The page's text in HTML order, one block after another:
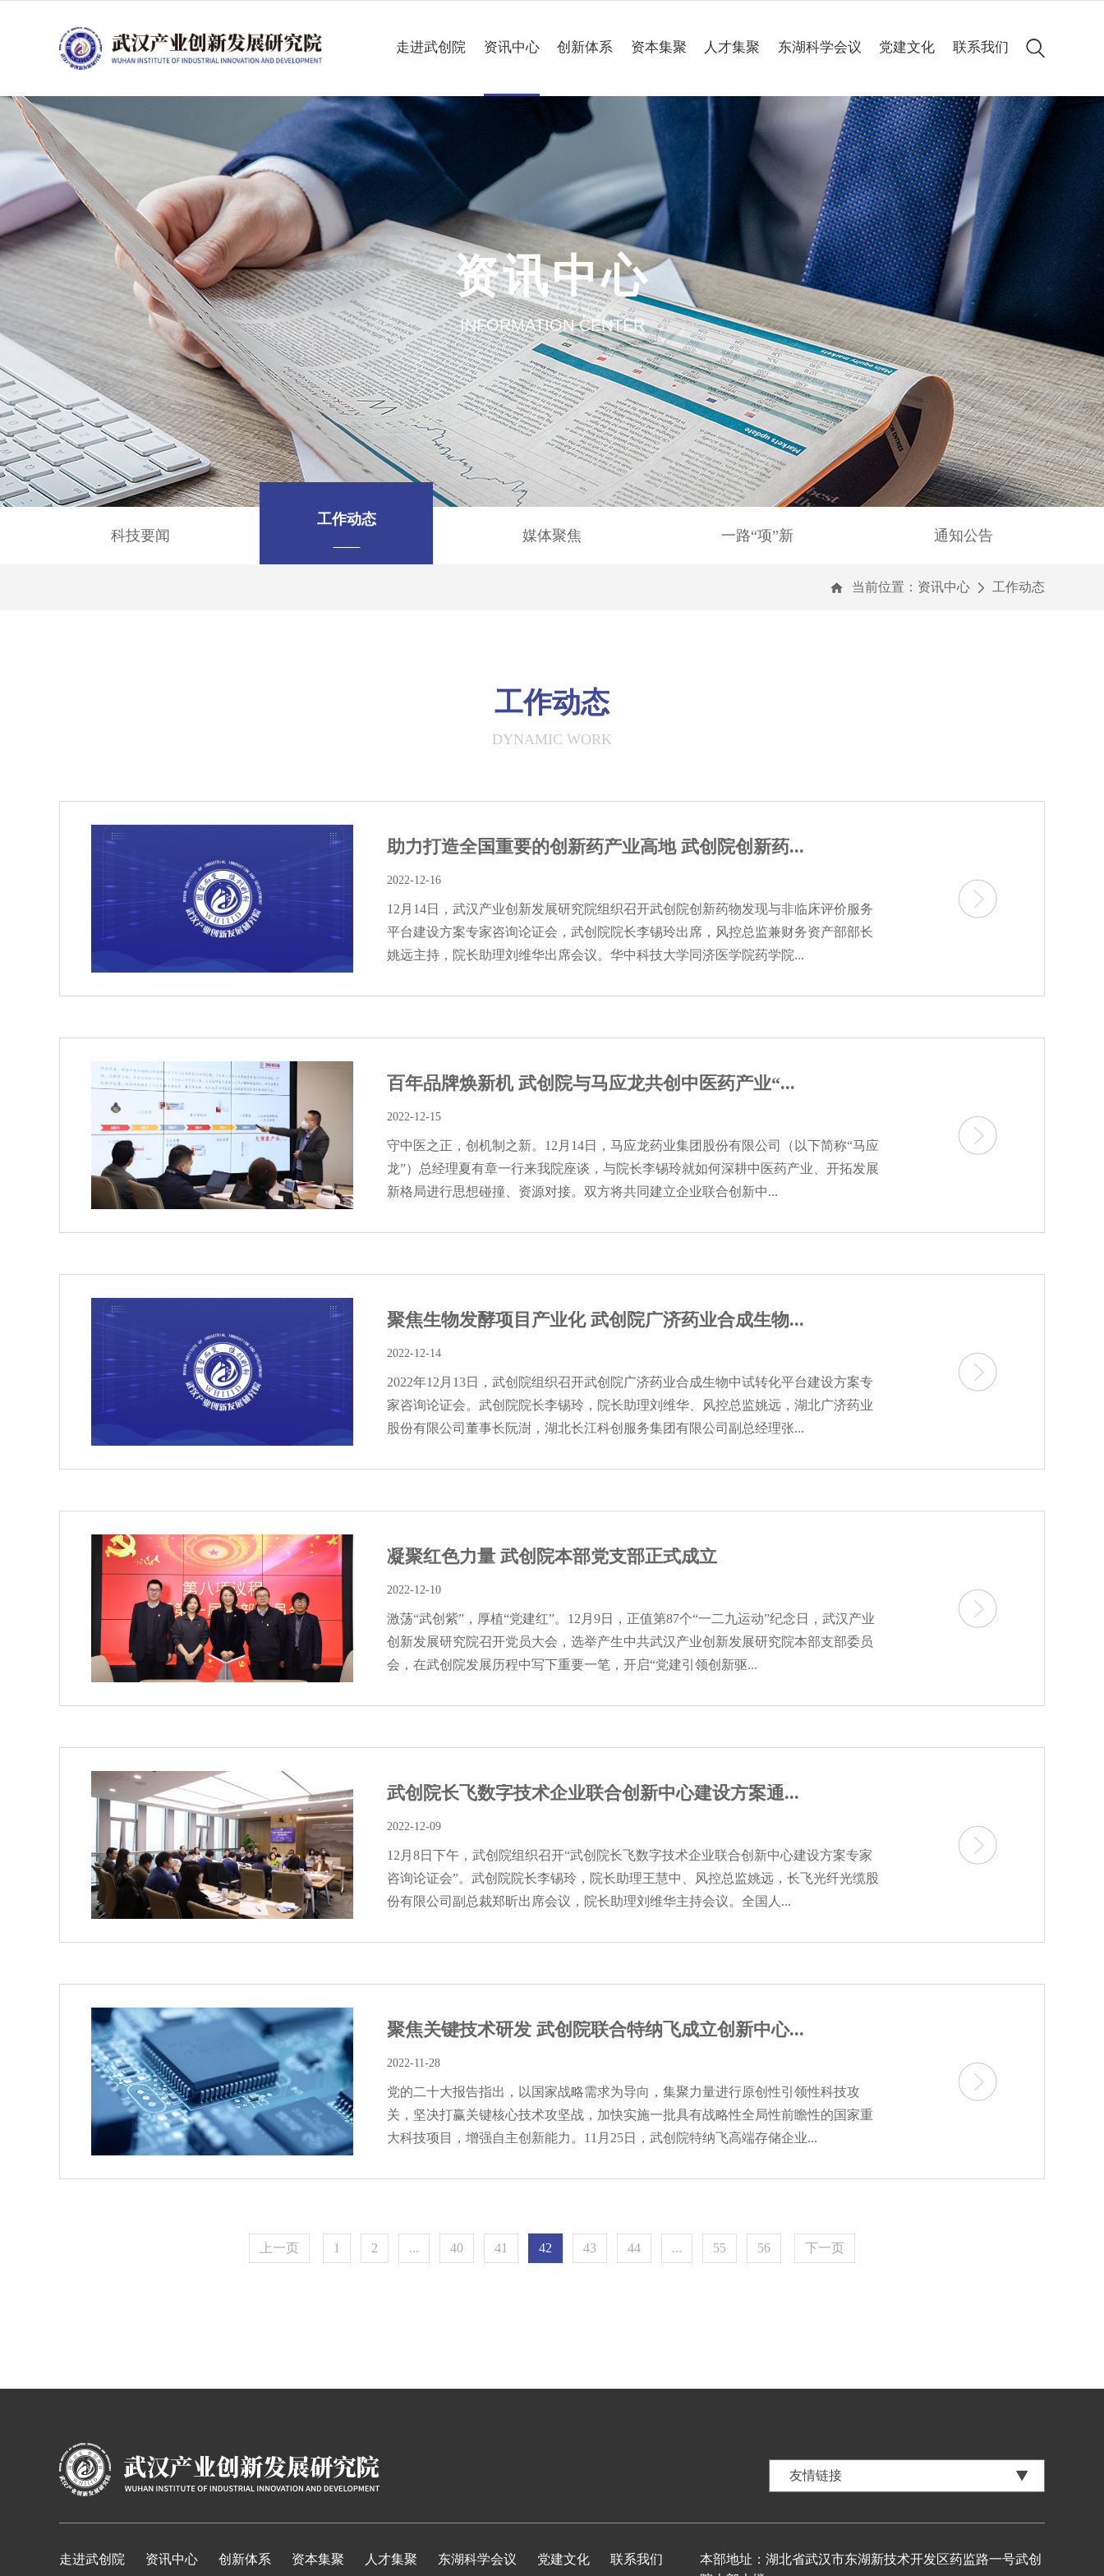
走进武创院
关于我们
理事会
大事记
园区介绍
资讯中心
科技要闻
工作动态
一路“项”新
通知公告
创新体系
专业研究所
企业联合创新中心
公共服务平台
项目意向申报
资本集聚 人才集聚 东湖科学会议
会议简介
历届集锦
高清图集
会议聚焦
精彩60秒
线上申办
党建文化
党建动态
专题专栏
联系我们
资讯中心
INFORMATION CENTER
科技要闻
工作动态
媒体聚焦
一路“项”新 通知公告
当前位置： 资讯中心 工作动态
工作动态
DYNAMIC WORK
助力打造全国重要的创新药产业高地 武创院创新药...
2022-12-16
12月14日，武汉产业创新发展研究院组织召开武创院创新药物发现与非临床评价服务
平台建设方案专家咨询论证会，武创院院长李锡玲出席，风控总监兼财务资产部部长
姚远主持，院长助理刘维华出席会议。华中科技大学同济医学院药学院...
百年品牌焕新机 武创院与马应龙共创中医药产业“...
2022-12-15
守中医之正，创机制之新。12月14日，马应龙药业集团股份有限公司（以下简称“马应
龙”）总经理夏有章一行来我院座谈，与院长李锡玲就如何深耕中医药产业、开拓发展
新格局进行思想碰撞、资源对接。双方将共同建立企业联合创新中...
聚焦生物发酵项目产业化 武创院广济药业合成生物...
2022-12-14
2022年12月13日，武创院组织召开武创院广济药业合成生物中试转化平台建设方案专
家咨询论证会。武创院院长李锡玲，院长助理刘维华、风控总监姚远，湖北广济药业
股份有限公司董事长阮澍，湖北长江科创服务集团有限公司副总经理张...
凝聚红色力量 武创院本部党支部正式成立
2022-12-10
激荡“武创紫”，厚植“党建红”。12月9日，正值第87个“一二九运动”纪念日，武汉产业
创新发展研究院召开党员大会，选举产生中共武汉产业创新发展研究院本部支部委员
会，在武创院发展历程中写下重要一笔，开启“党建引领创新驱...
武创院长飞数字技术企业联合创新中心建设方案通...
2022-12-09
12月8日下午，武创院组织召开“武创院长飞数字技术企业联合创新中心建设方案专家
咨询论证会”。武创院院长李锡玲，院长助理王慧中、风控总监姚远，长飞光纤光缆股
份有限公司副总裁郑昕出席会议，院长助理刘维华主持会议。全国人...
聚焦关键技术研发 武创院联合特纳飞成立创新中心...
2022-11-28
党的二十大报告指出，以国家战略需求为导向，集聚力量进行原创性引领性科技攻
关，坚决打赢关键核心技术攻坚战，加快实施一批具有战略性全局性前瞻性的国家重
大科技项目，增强自主创新能力。11月25日，武创院特纳飞高端存储企业...
上一页 1 2 ... 40 41 42 43 44 ... 55 56 下一页
走进武创院 资讯中心 创新体系 资本集聚 人才集聚 东湖科学会议 党建文化 联系我们
本部地址：湖北省武汉市东湖新技术开发区药监路一号武创